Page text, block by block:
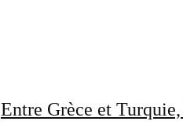
Entre Grèce et